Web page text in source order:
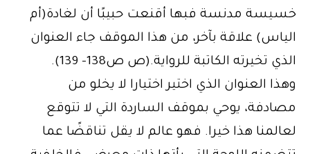
خسيسة مدنسة فبها أقنعت حبيبًا أن لغادة(أم
الياس) علاقة بآخر، من هذا الموقف جاء العنوان
الذي تخيرته الكاتبة للرواية.(ص ص138- 139).
وهذا العنوان الذي اختير اختيارا لا يخلو من
مصادفة، يوحي بموقف الساردة التي لا تتوقع
لعالمنا هذا خيرا. فهو عالم لا يقل تناقضًا عما